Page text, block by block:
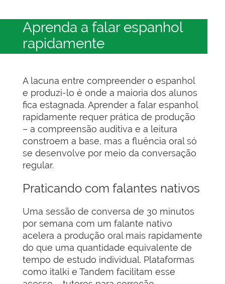
Aprenda a falar espanhol
rapidamente
A lacuna entre compreender o espanhol
e produzi-lo é onde a maioria dos alunos
fica estagnada. Aprender a falar espanhol
rapidamente requer prática de produção
– a compreensão auditiva e a leitura
constroem a base, mas a fluência oral só
se desenvolve por meio da conversação
regular.
Praticando com falantes nativos
Uma sessão de conversa de 30 minutos
por semana com um falante nativo
acelera a produção oral mais rapidamente
do que uma quantidade equivalente de
tempo de estudo individual. Plataformas
como italki e Tandem facilitam esse